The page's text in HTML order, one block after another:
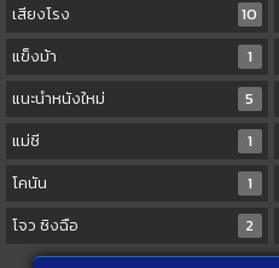
เสียงโรง
10
แข็งม้า
1
แนะนำหนังใหม่
5
แม่ชี
1
โคนัน
1
โจว ซิงฉือ
2